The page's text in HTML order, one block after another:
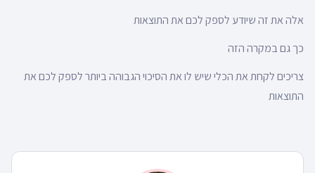
אלה את זה שיודע לספק לכם את התוצאות
כך גם במקרה הזה
צריכים לקחת את הכלי שיש לו את הסיכוי הגבוהה ביותר לספק לכם את
התוצאות